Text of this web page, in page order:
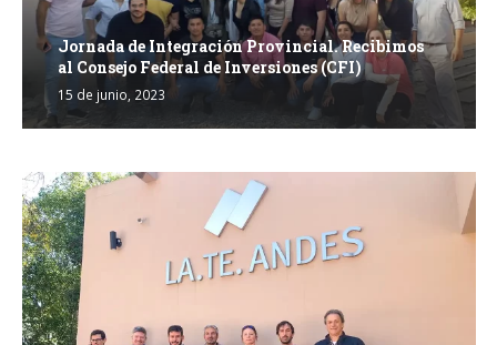
Jornada de Integración Provincial. Recibimos
al Consejo Federal de Inversiones (CFI)
15 de junio, 2023